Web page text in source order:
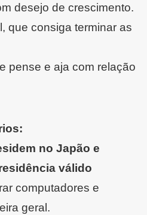
desejo de crescimento.
que consiga terminar as
pense e aja com relação
no Japão e
válido
computadores e
geral.